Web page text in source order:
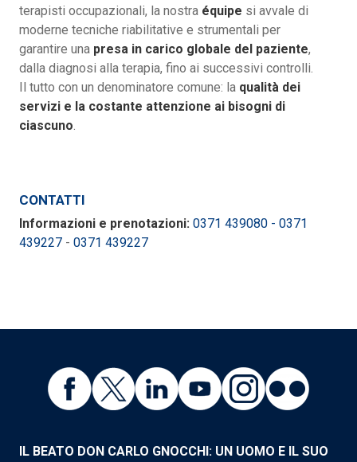
terapisti occupazionali, la nostra équipe si avvale di
moderne tecniche riabilitative e strumentali per
garantire una presa in carico globale del paziente,
dalla diagnosi alla terapia, fino ai successivi controlli.
Il tutto con un denominatore comune: la qualità dei
servizi e la costante attenzione ai bisogni di
ciascuno
CONTATTI
Informazioni e prenotazioni: 0371 439080 - 0371
439227 - 0371 439227
IL BEATO DON CARLO GNOCCHI: UN UOMO E IL SUO